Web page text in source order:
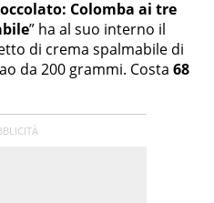
Colomba ai tre
” ha al suo interno il
di crema spalmabile di
da 200 grammi. Costa 68